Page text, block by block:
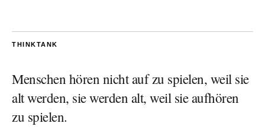
THINKTANK
Menschen hören nicht auf zu spielen, weil sie
alt werden, sie werden alt, weil sie aufhören
zu spielen.